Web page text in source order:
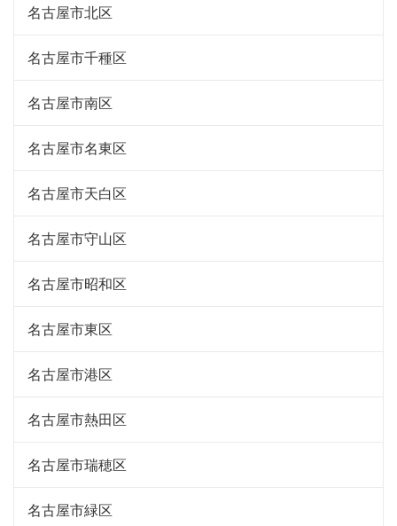
名古屋市北区
名古屋市千種区
名古屋市南区
名古屋市名東区
名古屋市天白区
名古屋市守山区
名古屋市昭和区
名古屋市東区
名古屋市港区
名古屋市熱田区
名古屋市瑞穂区
名古屋市緑区